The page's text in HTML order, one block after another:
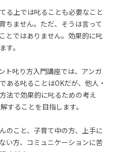
る上では叱ることも必要なこと
ちません。ただ、そうは言って
とではありません。効果的に叱
す。
ト叱り方入門講座では、アンガ
ある叱ることはOKだが、他人・
法で効果的に叱るための考え
することを目指します。
のこと、子育て中の方、上手に
い方、コミュニケーションに苦